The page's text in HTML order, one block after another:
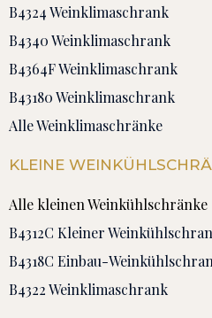
B4324 Weinklimaschrank
B4340 Weinklimaschrank
B4364F Weinklimaschrank
B43180 Weinklimaschrank
Alle Weinklimaschränke
KLEINE
Alle kleinen Weinkühlschränke
B4312C Kleiner
B4318C Einbau-
B4322 Weinklimaschrank